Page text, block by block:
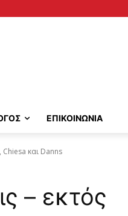
ΕΠΙΚΟΙΝΩΝΙΑ
Chiesa και Danns
– εκτός